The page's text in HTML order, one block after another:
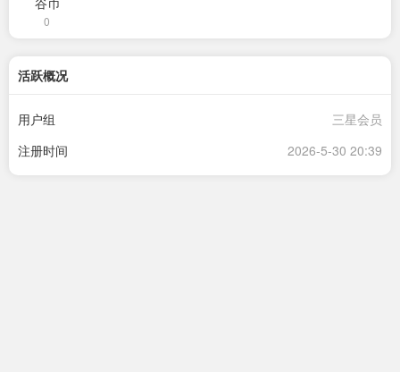
0
活跃概况
用户组
三星会员
注册时间
2026-5-30 20:39